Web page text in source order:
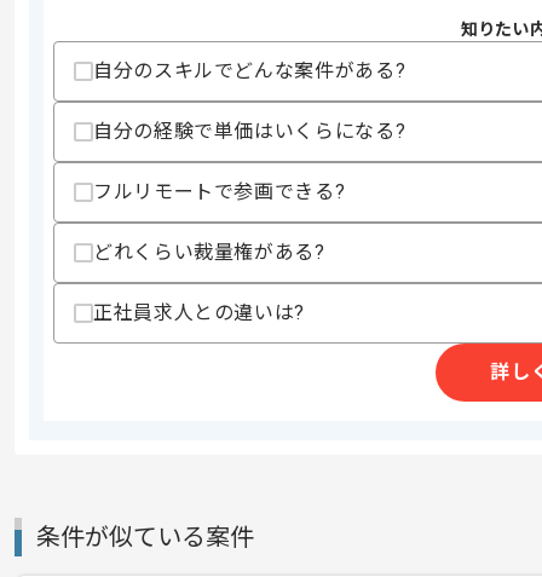
スキル
・英語の実務経験(日常会話レベル)
・ServiceNowのCustomer Service
スキルに不安がある方へ
上記に似た経験やスキルをお持ちであれば申
エージェントからのコ
レバテックでの実績がある企業の案件で
知りたい
自分のスキルでどんな案件がある?
自分の経験で単価はいくらになる?
フルリモートで参画できる?
どれくらい裁量権がある?
正社員求人との違いは?
詳し
条件が似ている案件